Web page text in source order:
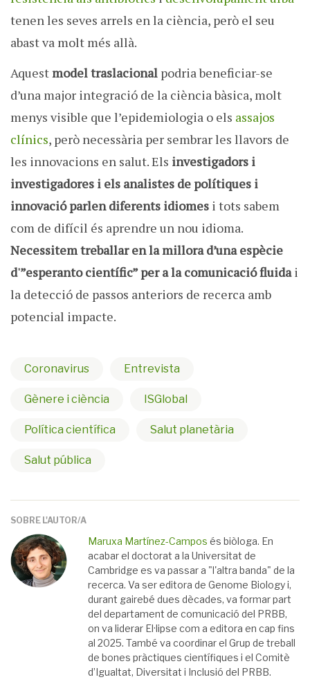
tenen les seves arrels en la ciència, però el seu
abast va molt més allà.
Aquestmodel traslacional podria beneficiar-se
d’una major integració de la ciència bàsica, molt
menys visible que l’epidemiologia o els assajos
clínics, però necessària per sembrar les llavors de
les innovacions en salut. Els investigadors i
investigadores i els analistes de polítiques i
innovació parlen diferents idiomes i tots sabem
com de difícil és aprendre un nou idioma.
Necessitem treballar en la millora d’una espècie
d'”esperanto científic” per a la comunicació fluidai
la detecció de passos anteriors de recerca amb
potencial impacte.
Coronavirus Entrevista
Gènere i ciència ISGlobal
Política científica Salut planetària
Salut pública
SOBRE L'AUTOR/A
Maruxa Martínez-Campos és biòloga. En
acabar el doctorat a la Universitat de
Cambridge es va passar a "l'altra banda" de la
recerca. Va ser editora de Genome Biology i,
durant gairebé dues dècades, va formar part
del departament de comunicació del PRBB,
on va liderar El·lipse com a editora en cap fins
al 2025. També va coordinar el Grup de treball
de bones pràctiques científiques i el Comitè
d’Igualtat, Diversitat i Inclusió del PRBB.